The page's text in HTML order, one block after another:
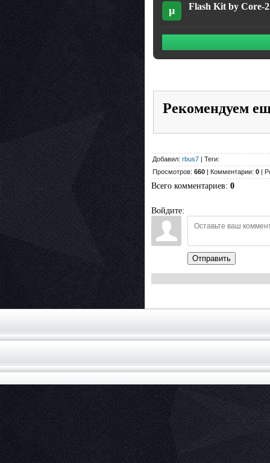
µ Flash Kit by Core-
Рекомендуем
Добавил: rbus7 | Теги:
Просмотров: 660 | Комментарии: 0 |
Всего комментариев: 0
Войдите:
Отправить